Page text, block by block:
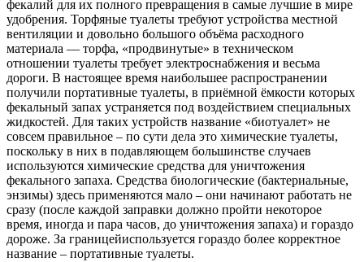
фекалий для их полного превращения в самые лучшие в мире
удобрения. Торфяные туалеты требуют устройства местной
вентиляции и довольно большого объёма расходного
материала — торфа, «продвинутые» в техническом
отношении туалеты требует электроснабжения и весьма
дороги. В настоящее время наибольшее распространении
получили портативные туалеты, в приёмной ёмкости которых
фекальный запах устраняется под воздействием специальных
жидкостей. Для таких устройств название «биотуалет» не
совсем правильное – по сути дела это химические туалеты,
поскольку в них в подавляющем большинстве случаев
используются химические средства для уничтожения
фекального запаха. Средства биологические (бактериальные,
энзимы) здесь применяются мало – они начинают работать не
сразу (после каждой заправки должно пройти некоторое
время, иногда и пара часов, до уничтожения запаха) и гораздо
дороже. За границейиспользуется гораздо более корректное
название – портативные туалеты.